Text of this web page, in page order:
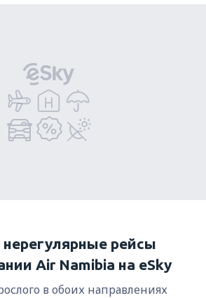
рейсы
Air Namibia на eSky
в обоих направлениях